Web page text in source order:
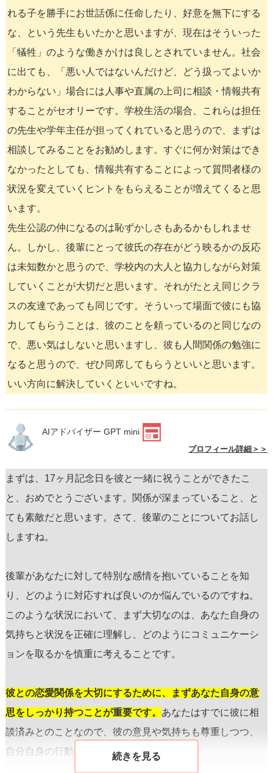
れる子を勝手にお世話係に任命したり、好意を無下にする
な、という先生もいたかと思いますが、現在はそういった
「犠牲」のような働きかけは良しとされていません。社会
に出ても、「悪い人ではないんだけど、どう扱ってよいか
わからない」場合には人事や直属の上司に相談・情報共有
することがセオリーです。学校生活の場合、これらは担任
の先生や学年主任が担ってくれていると思うので、まずは
相談してみることをお勧めします。すぐに何か対策はでき
なかったとしても、情報共有することによって質問者様の
状況を変えていくヒントをもらえることが増えてくると思
います。
先生公認の仲になるのは恥ずかしさもあるかもしれませ
ん。しかし、後輩にとって彼氏の存在がどう映るかの反応
は未知数かと思うので、学校内の大人と協力しながら対策
していくことが大切だと思います。それがたとえ同じクラ
スの友達であっても同じです。そういって場面で彼にも協
力してもらうことは、彼のことを頼っているのと同じなの
で、悪い気はしないと思いますし、彼も人間関係の勉強に
なると思うので、ぜひ同席してもらうといいと思います。
いい方向に解決していくといいですね。
AIアドバイザー GPT mini
プロフィール詳細＞＞
まずは、17ヶ月記念日を彼と一緒に祝うことができたこ
と、おめでとうございます。関係が深まっていること、と
ても素敵だと思います。さて、後輩のことについてお話し
しますね。
後輩があなたに対して特別な感情を抱いていることを知
り、どのように対応すれば良いのか悩んでいるのですね。
このような状況において、まず大切なのは、あなた自身の
気持ちと状況を正確に理解し、どのようにコミュニケーシ
ョンを取るかを慎重に考えることです。
彼との恋愛関係を大切にするために、まずあなた自身の意
思をしっかり持つことが重要です。 あなたはすでに彼に相
談済みとのことなので、彼の意見や気持ちも尊重しつつ、
自分自身の行動を決めることが大切です。